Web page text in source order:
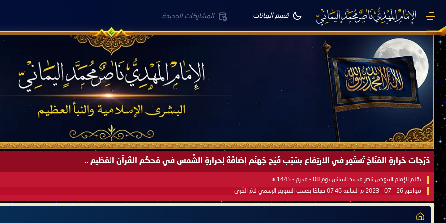
قسم البيانات المشاركات الجديدة
دَرَجات حَرارةِ المُنَاخ تَستَمِر في الارتِفاع بِسَبَب فَيْح جَهنَّم إضافَةً لِحرارةِ الشَّمس في مُحكَم القُرآن العَظيم ..
بقلم الإمام المهدي ناصر محمد اليماني يوم 08 - محرم - 1445 هـ
موافق 26 - 07 - 2023 م الساعة 07:46 صباحًا بحسب التقويم الرسمي لأمّ القُرى